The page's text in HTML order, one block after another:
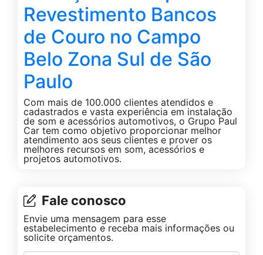
Revestimento Bancos
de Couro no Campo
Belo Zona Sul de São
Paulo
Com mais de 100.000 clientes atendidos e
cadastrados e vasta experiência em instalação
de som e acessórios automotivos, o Grupo Paul
Car tem como objetivo proporcionar melhor
atendimento aos seus clientes e prover os
melhores recursos em som, acessórios e
projetos automotivos.
Fale conosco
Envie uma mensagem para esse
estabelecimento e receba mais informações ou
solicite orçamentos.